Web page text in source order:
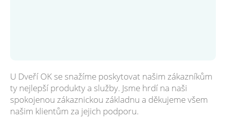
U Dveří OK se snažíme poskytovat našim zákazníkům
ty nejlepší produkty a služby. Jsme hrdí na naši
spokojenou zákaznickou základnu a děkujeme všem
našim klientům za jejich podporu.